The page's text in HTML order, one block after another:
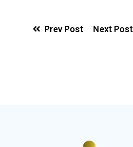
Prev Post Next Post